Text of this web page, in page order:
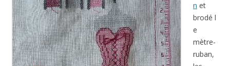
n et
brodé l
e
mètre-
ruban,